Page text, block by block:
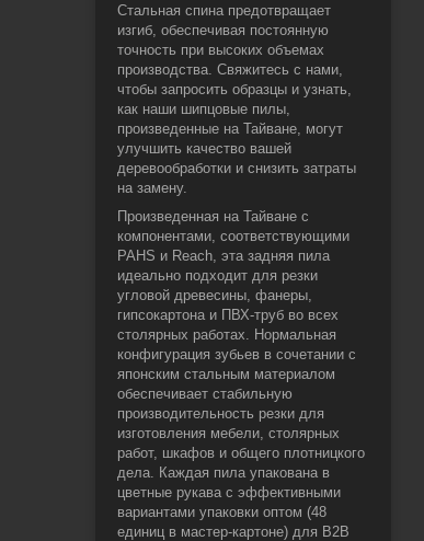
Стальная спина предотвращает
изгиб, обеспечивая постоянную
точность при высоких объемах
производства. Свяжитесь с нами,
чтобы запросить образцы и узнать,
как наши шипцовые пилы,
произведенные на Тайване, могут
улучшить качество вашей
деревообработки и снизить затраты
на замену.
Произведенная на Тайване с
компонентами, соответствующими
PAHS и Reach, эта задняя пила
идеально подходит для резки
угловой древесины, фанеры,
гипсокартона и ПВХ-труб во всех
столярных работах. Нормальная
конфигурация зубьев в сочетании с
японским стальным материалом
обеспечивает стабильную
производительность резки для
изготовления мебели, столярных
работ, шкафов и общего плотницкого
дела. Каждая пила упакована в
цветные рукава с эффективными
вариантами упаковки оптом (48
единиц в мастер-картоне) для B2B